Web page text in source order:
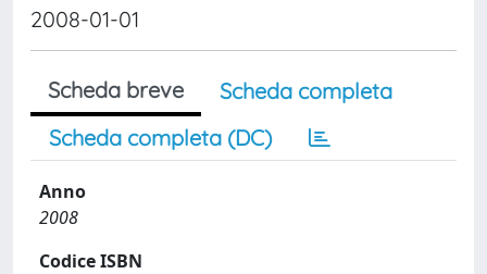
2008-01-01
Scheda breve
Scheda completa
Scheda completa (DC)
Anno
2008
Codice ISBN